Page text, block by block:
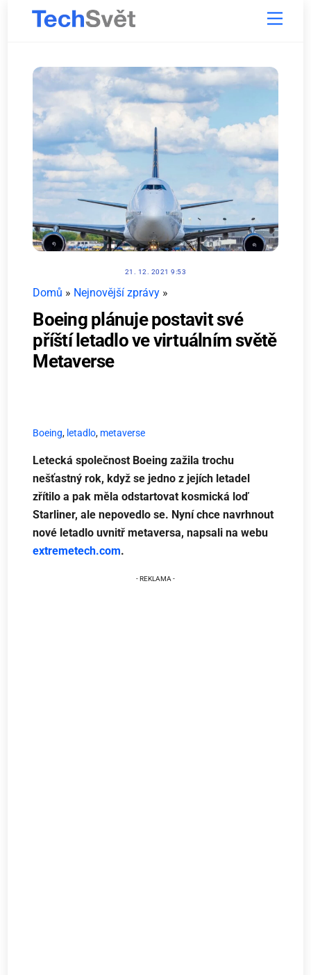
Menu
21. 12. 2021 9:53
Domů » Nejnovější zprávy »
Boeing plánuje postavit své
příští letadlo ve virtuálním světě
Metaverse
Boeing, letadlo, metaverse
Letecká společnost Boeing zažila trochu
nešťastný rok, když se jedno z jejích letadel
zřítilo a pak měla odstartovat kosmická loď
Starliner, ale nepovedlo se. Nyní chce navrhnout
nové letadlo uvnitř metaversa, napsali na webu
extremetech.com.